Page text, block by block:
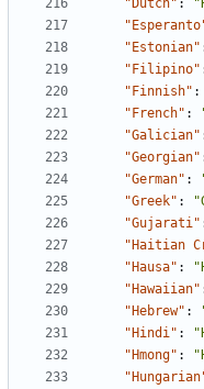
"Dutch" :
"Estonian"
"Filipino"
"Finnish" :
"French" :
"Galician"
"Georgian"
"German" :
"Greek" :
"Gujarati"
"Haitian
"Hausa" :
"Hawaiian"
"Hebrew" :
"Hindi" :
"Hmong" :